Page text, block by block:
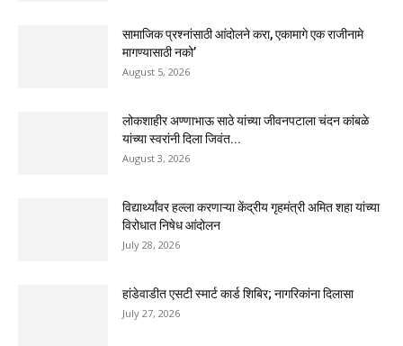
सामाजिक प्रश्नांसाठी आंदोलने करा, एकामागे एक राजीनामे
मागण्यासाठी नको’
August 5, 2026
लोकशाहीर अण्णाभाऊ साठे यांच्या जीवनपटाला चंदन कांबळे
यांच्या स्वरांनी दिला जिवंत...
August 3, 2026
विद्यार्थ्यांवर हल्ला करणाऱ्या केंद्रीय गृहमंत्री अमित शहा यांच्या
विरोधात निषेध आंदोलन
July 28, 2026
हांडेवाडीत एसटी स्मार्ट कार्ड शिबिर; नागरिकांना दिलासा
July 27, 2026